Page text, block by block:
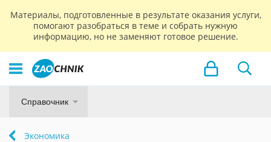
Материалы, подготовленные в результате оказания услуги,
помогают разобраться в теме и собрать нужную
информацию, но не заменяют готовое решение.
Справочник
Экономика